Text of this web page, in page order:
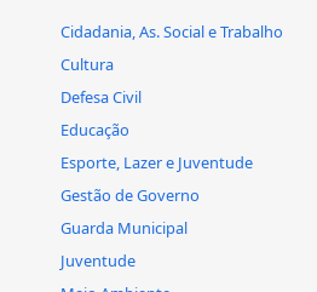
Cidadania, As. Social e Trabalho
Cultura
Defesa Civil
Educação
Esporte, Lazer e Juventude
Gestão de Governo
Guarda Municipal
Juventude